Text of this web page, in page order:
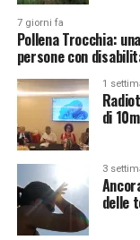
7 giorni fa
Pollena Trocchia:
persone con
1
di
3
delle